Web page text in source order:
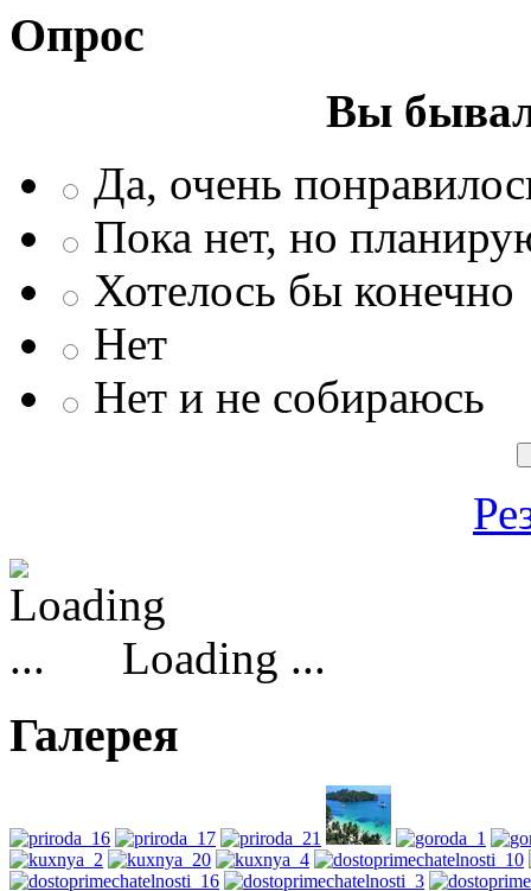
Опрос
Вы
Да, очень
Пока нет, но
Хотелось бы конечно
Нет
Нет и не собираюсь
Loading ...
Галерея